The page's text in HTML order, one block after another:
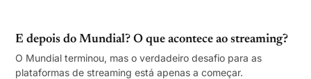
E depois do Mundial? O que acontece ao streaming?
O Mundial terminou, mas o verdadeiro desafio para as
plataformas de streaming está apenas a começar.